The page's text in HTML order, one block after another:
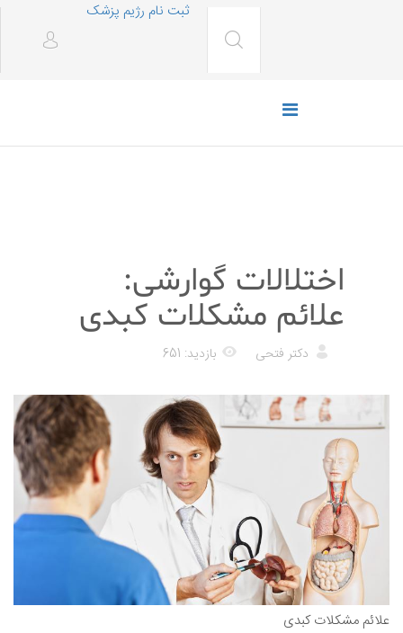
ثبت نام رژیم پزشک
اختلالات گوارشی:
علائم مشکلات کبدی
دکتر فتحی بازدید: 651
علائم مشکلات کبدی